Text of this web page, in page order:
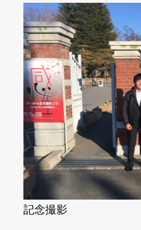
記念撮影